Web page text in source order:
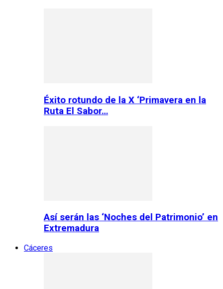
Éxito rotundo de la X ‘Primavera en la
Ruta El Sabor…
Así serán las ‘Noches del Patrimonio’ en
Extremadura
Cáceres